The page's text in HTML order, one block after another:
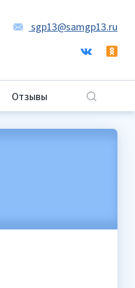
sgp13@samgp13.ru
Отзывы